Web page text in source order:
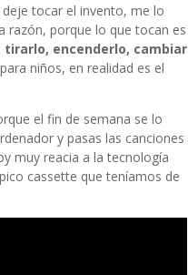
tocar el invento, me lo
razón, porque lo que tocan es
encenderlo, cambiar
niños, en realidad es el
el fin de semana se lo
y pasas las canciones
muy reacia a la tecnología
cassette que teníamos de